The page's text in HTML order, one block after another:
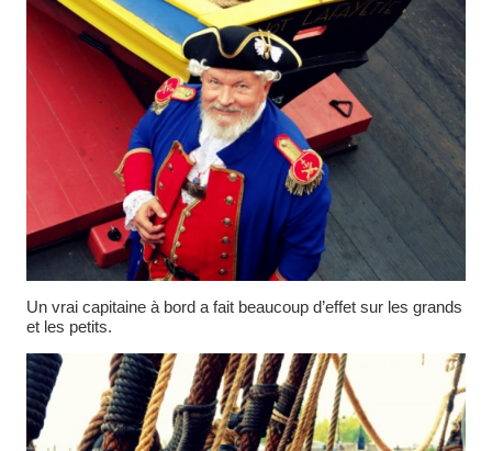
Un vrai capitaine à bord a fait beaucoup d’effet sur les grands
et les petits.